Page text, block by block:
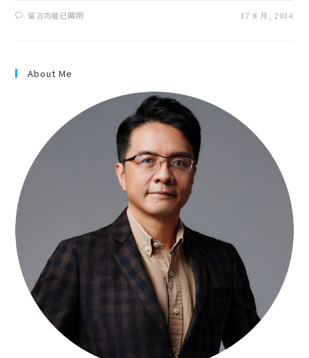
留言功能已關閉 17 8 月, 2014
About Me